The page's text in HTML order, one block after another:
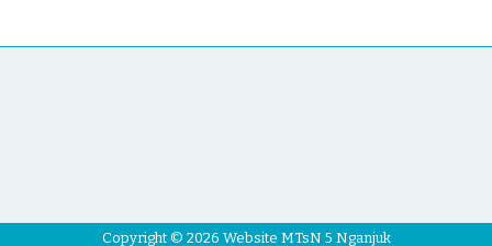
Copyright © 2026 Website MTsN 5 Nganjuk